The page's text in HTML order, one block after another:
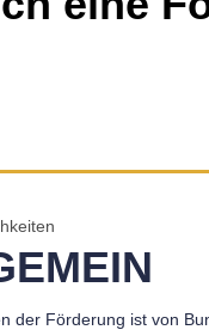
der Förderung ist von